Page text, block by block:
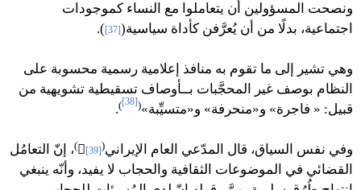
ونصحت المسؤولين أن يتعاملوا مع النساء كموجودات
اجتماعية، بدلًا من أن يُعرَّفن كأداة سياسية([37]
).
وهي تشير إلى ما تقوم به منافذ إعلامية رسمية محسوبة على
النظام بوصف غير المحجَّبات بــأوصاف تسقيطية تشويهية من
قبيل: « فاجرة» و«منحرفة» و«متسيِّبة»(
[38]
)
.
وفي نفس السياق، قال المدّعي العام الإيراني(
[39]

)، إنّ التعامُل
القضائي في الموضوعات الثقافية والحجاب لا يفيد، وأنّه ينبغي